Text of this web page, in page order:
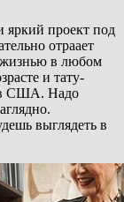
яркий проект под
отраает
в любом
и тату-
в США. Надо
выглядеть в